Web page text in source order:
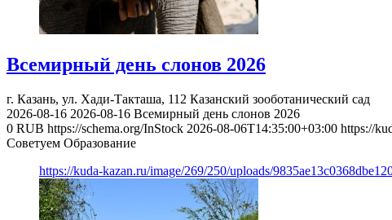
Всемирный день слонов 2026
г. Казань, ул. Хади-Такташа, 112 Казанский зооботанический сад
2026-08-16 2026-08-16 Всемирный день слонов 2026
0 RUB https://schema.org/InStock 2026-08-06T14:35:00+03:00 https://
Советуем Образование
https://kuda-kazan.ru/image/269/250/uploads/